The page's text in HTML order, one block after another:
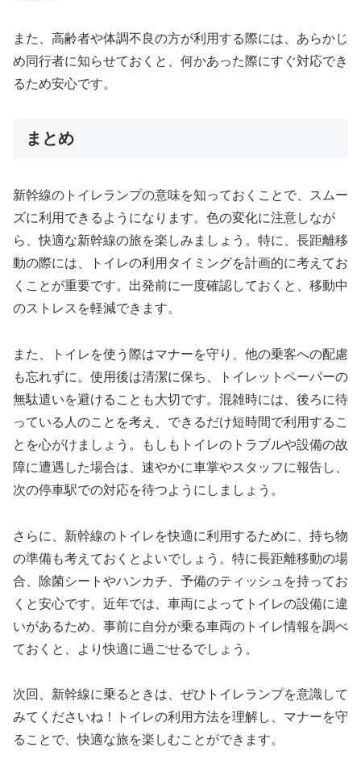
また、高齢者や体調不良の方が利用する際には、あらかじ
め同行者に知らせておくと、何かあった際にすぐ対応でき
るため安心です。
まとめ
新幹線のトイレランプの意味を知っておくことで、スムー
ズに利用できるようになります。色の変化に注意しなが
ら、快適な新幹線の旅を楽しみましょう。特に、長距離移
動の際には、トイレの利用タイミングを計画的に考えてお
くことが重要です。出発前に一度確認しておくと、移動中
のストレスを軽減できます。
また、トイレを使う際はマナーを守り、他の乗客への配慮
も忘れずに。使用後は清潔に保ち、トイレットペーパーの
無駄遣いを避けることも大切です。混雑時には、後ろに待
っている人のことを考え、できるだけ短時間で利用するこ
とを心がけましょう。もしもトイレのトラブルや設備の故
障に遭遇した場合は、速やかに車掌やスタッフに報告し、
次の停車駅での対応を待つようにしましょう。
さらに、新幹線のトイレを快適に利用するために、持ち物
の準備も考えておくとよいでしょう。特に長距離移動の場
合、除菌シートやハンカチ、予備のティッシュを持ってお
くと安心です。近年では、車両によってトイレの設備に違
いがあるため、事前に自分が乗る車両のトイレ情報を調べ
ておくと、より快適に過ごせるでしょう。
次回、新幹線に乗るときは、ぜひトイレランプを意識して
みてくださいね！トイレの利用方法を理解し、マナーを守
ることで、快適な旅を楽しむことができます。